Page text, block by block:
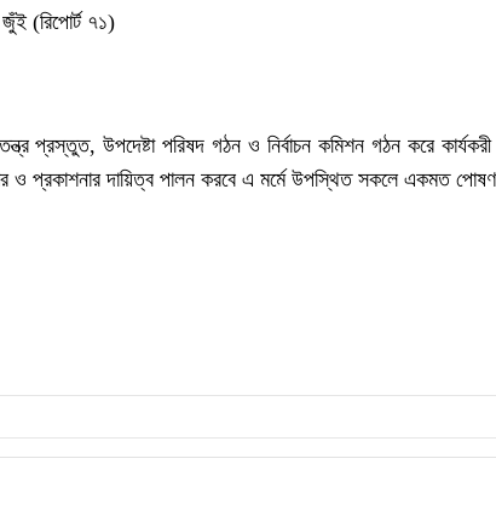
(রিপোর্ট ৭১)
প্রস্তুত, উপদেষ্টা পরিষদ গঠন ও নির্বাচন কমিশন গঠন করে
ও প্রকাশনার দায়িত্ব পালন করবে এ মর্মে উপস্থিত সকলে একমত